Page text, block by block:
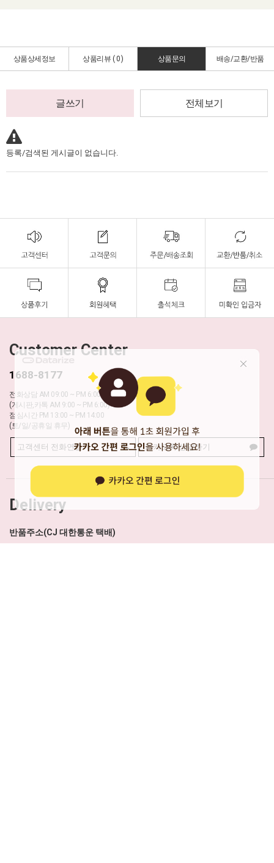
상품상세정보 상품리뷰 ( 0) 상품문의 배송/교환/반품
글쓰기 전체보기
등록/검색된 게시글이 없습니다.
Customer Center
1688-8177
전화상담 AM 09:00 ~ PM 6:00
(게시판,카톡 AM 9:00 ~ PM 6:00)
점심시간 PM 13:00 ~ PM 14:00
(토/일/공휴일 휴무)
고객센터 전화연결 카카오톡 상담하기
Delivery
반품주소(CJ 대한통운 택배)